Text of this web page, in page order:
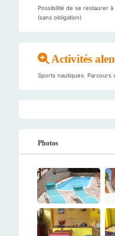
Possibilité de se restaurer
(sans obligation)
Activités
Sports nautiques. Parcours
Photos